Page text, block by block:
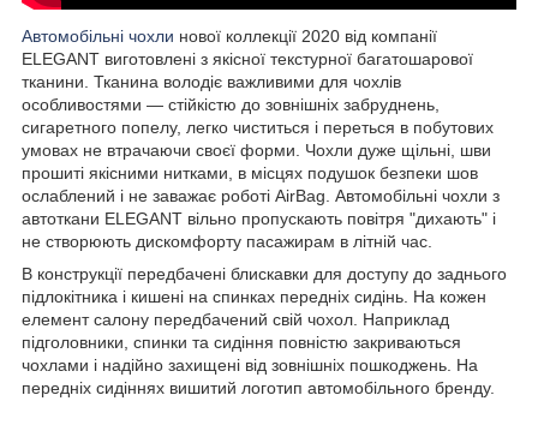
Автомобільні чохли нової коллекції 2020 від компанії
ELEGANT виготовлені з якісної текстурної багатошарової
тканини. Тканина володіє важливими для чохлів
особливостями — стійкістю до зовнішніх забруднень,
сигаретного попелу, легко чиститься і переться в побутових
умовах не втрачаючи своєї форми. Чохли дуже щільні, шви
прошиті якісними нитками, в місцях подушок безпеки шов
ослаблений і не заважає роботі AirBag. Автомобільні чохли з
автоткани ELEGANT вільно пропускають повітря "дихають" і
не створюють дискомфорту пасажирам в літній час.
В конструкції передбачені блискавки для доступу до заднього
підлокітника і кишені на спинках передніх сидінь. На кожен
елемент салону передбачений свій чохол. Наприклад
підголовники, спинки та сидіння повністю закриваються
чохлами і надійно захищені від зовнішніх пошкоджень. На
передніх сидіннях вишитий логотип автомобільного бренду.